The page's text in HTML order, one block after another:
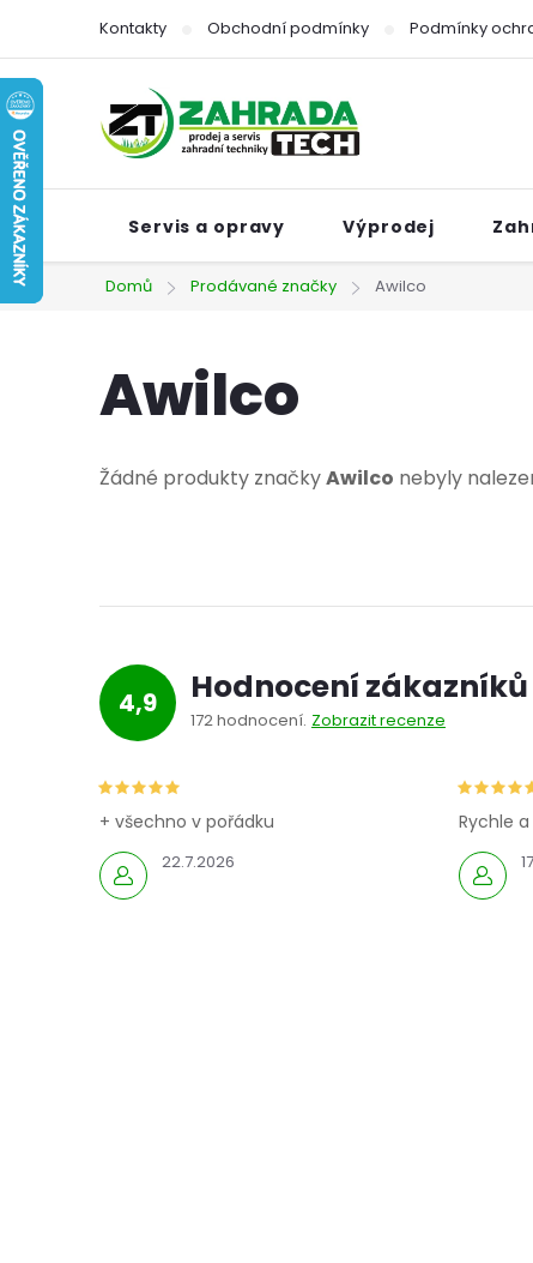
obsah
Kontakty Obchodní podmínky Podmínky
Servis a opravy Výprodej
Domů Prodávané značky Awilco
Awilco
Žádné produkty značkyAwilco nebyly
4,9 Hodnocení zákazníků
172 hodnocení Zobrazit recenze
22.7.2026
+ všechno v pořádku Rychle